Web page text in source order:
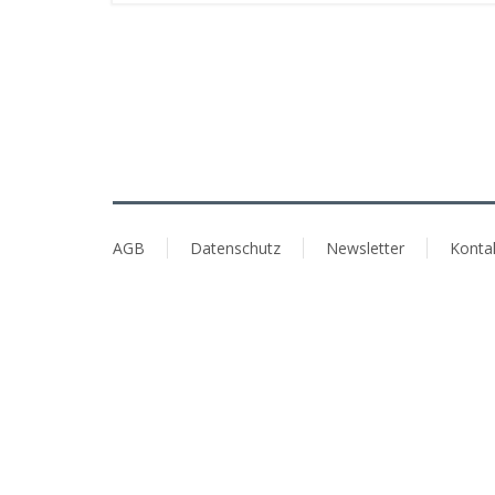
AGB Datenschutz Newsletter